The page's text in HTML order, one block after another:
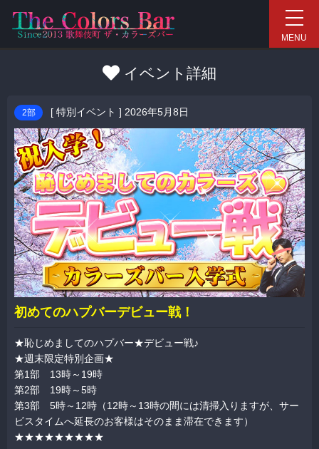
新宿ハプニングバーイベ
MENU
イベント詳細
2部 [ 特別イベント ] 2026年5月8日
初めてのハプバーデビュー戦！
★恥じめましてのハプバー★デビュー戦♪
★週末限定特別企画★
第1部 13時～19時
第2部 19時～5時
第3部 5時～12時（12時～13時の間には清掃入りますが、サー
ビスタイムへ延長のお客様はそのまま滞在できます）
★★★★★★★★★